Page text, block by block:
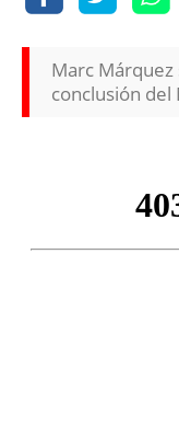
Marc
conclusión del